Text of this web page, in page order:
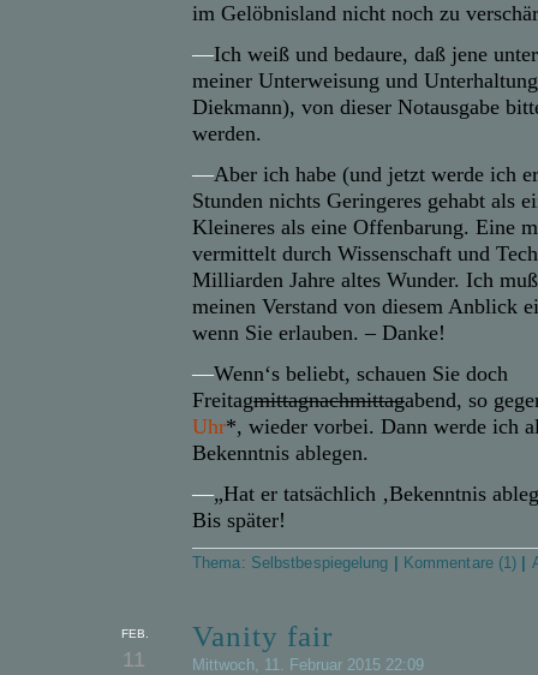
im Gelöbnisland nicht noch zu
—Ich weiß und bedaure, daß jene
meiner Unterweisung und
Diekmann), von dieser Notausgabe
werden.
—Aber ich habe (und jetzt werde ich
Stunden nichts Geringeres gehabt als
Kleineres als eine Offenbarung. Eine
vermittelt durch Wissenschaft und
Milliarden Jahre altes Wunder. Ich
meinen Verstand von diesem Anblick
wenn Sie erlauben. – Danke!
—Wenn‘s beliebt, schauen Sie doch
Freitagmittagnachmittagabend, so
Uhr*, wieder vorbei. Dann werde ich
Bekenntnis ablegen.
—„Hat er tatsächlich ‚Bekenntnis
Bis später!
Thema: Selbstbespiegelung Kommentare (1)
FEB.
11
Vanity fair
Mittwoch, 11. Februar 2015 22:09